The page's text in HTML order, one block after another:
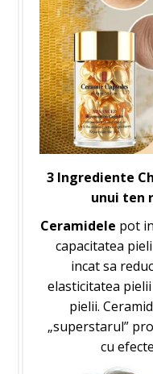
3 Ingrediente
unui ten
Ceramidele pot
capacitatea
incat sa
elasticitatea
pielii.
„superstarul”
cu